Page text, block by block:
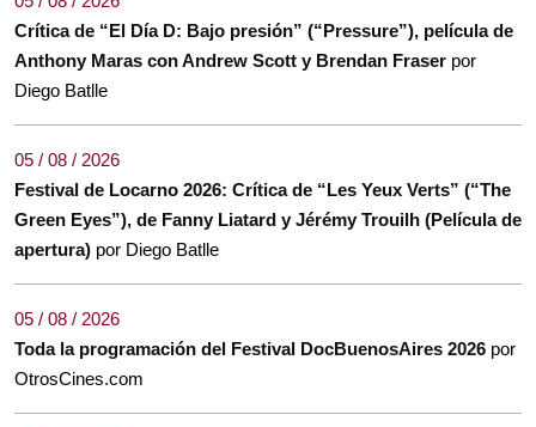
Crítica de “El Día D: Bajo presión” (“Pressure”), película de
Anthony Maras con Andrew Scott y Brendan Fraser por
Diego Batlle
05 / 08 / 2026
Festival de Locarno 2026: Crítica de “Les Yeux Verts” (“The
Green Eyes”), de Fanny Liatard y Jérémy Trouilh (Película de
apertura) por Diego Batlle
05 / 08 / 2026
Toda la programación del Festival DocBuenosAires 2026 por
OtrosCines.com